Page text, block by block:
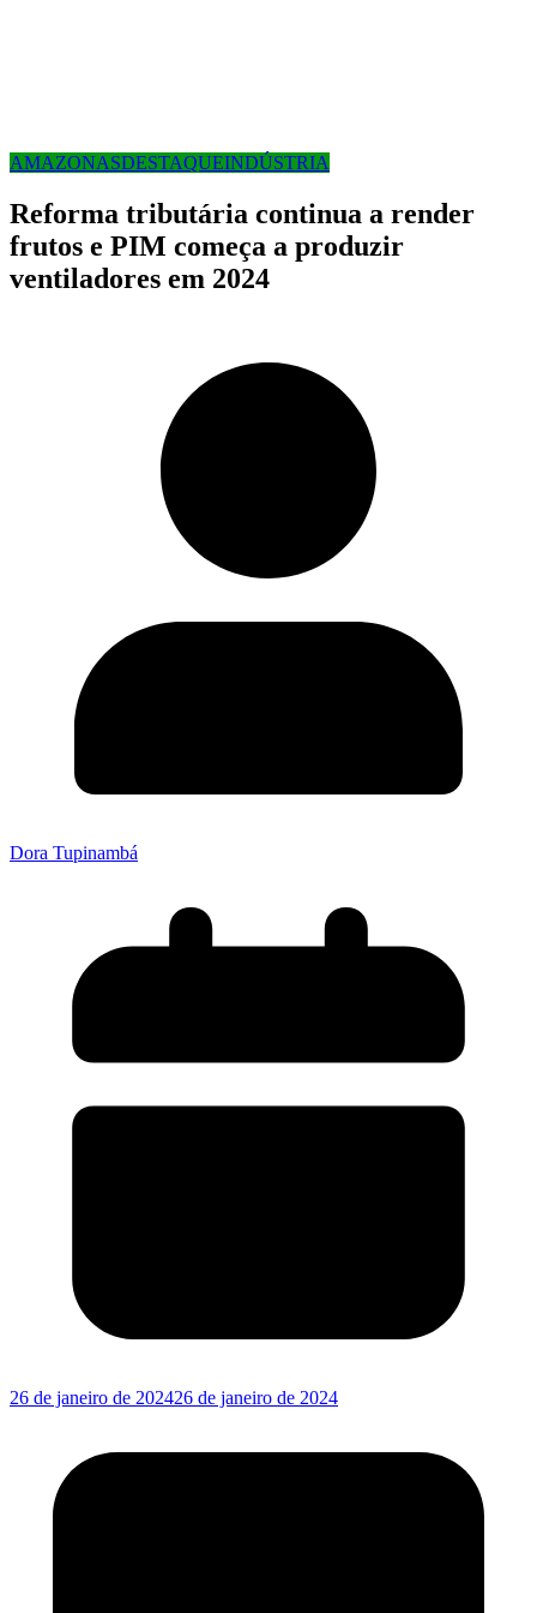
AMAZONASDESTAQUEINDÚSTRIA
Reforma tributária continua a render
frutos e PIM começa a produzir
ventiladores em 2024
Dora Tupinambá
26 de janeiro de 202426 de janeiro de 2024